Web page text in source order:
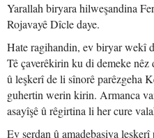
Yarallah biryara hilweşandina
Rojavayê Dîcle daye.
Hate ragihandin, ev biryar wekî
Tê çaverêkirin ku di demeke
û leşkerî de li sînorê parêzgeha
guhertin werin kirin. Armanca
asayîşê û rêgirtina li her cure
Ev serdan û amadebaşiya leşkerî